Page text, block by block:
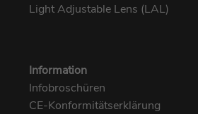
Information
Infobroschüren
CE-Konformitätserklärung
Light Adjustable Lens (LAL)